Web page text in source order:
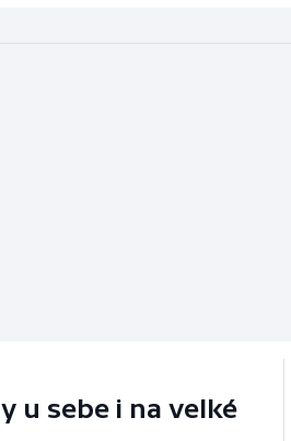
u sebe i na velké